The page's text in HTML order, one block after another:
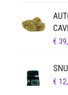
€
€